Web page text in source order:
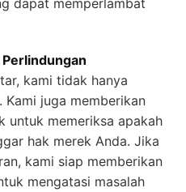
kami tidak hanya
juga memberikan
untuk memeriksa apakah
hak merek Anda. Jika
kami siap memberikan
mengatasi masalah